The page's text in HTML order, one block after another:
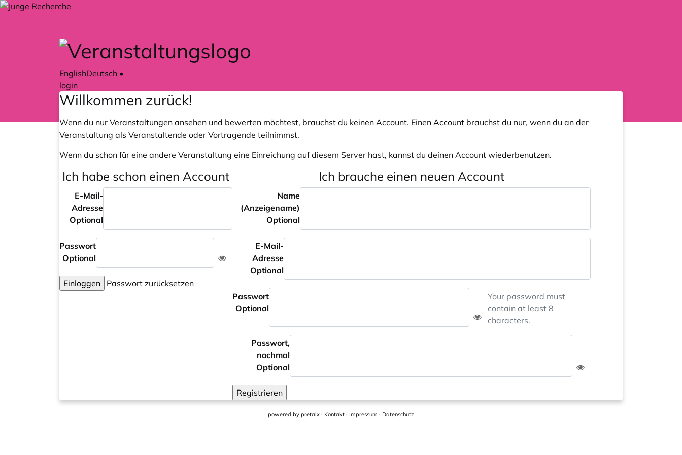
Zum Hauptteil springen
EnglishDeutsch •
login
Willkommen zurück!
Wenn du nur Veranstaltungen ansehen und bewerten möchtest, brauchst du keinen Account. Einen Account brauchst du nur, wenn du an der
Veranstaltung als Veranstaltende oder Vortragende teilnimmst.
Wenn du schon für eine andere Veranstaltung eine Einreichung auf diesem Server hast, kannst du deinen Account wiederbenutzen.
Ich habe schon einen Account
E-Mail-
Adresse
Optional
Passwort
Optional
Einloggen Passwort zurücksetzen
Ich brauche einen neuen Account
Name
(Anzeigename)
Optional
E-Mail-
Adresse
Optional
Passwort
Optional
Your password must
contain at least 8
characters.
Passwort,
nochmal
Optional
Registrieren
powered by pretalx · Kontakt · Impressum · Datenschutz